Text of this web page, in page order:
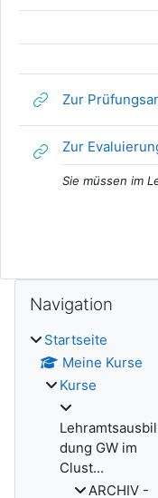
Zur
Zur
Sie müssen im
Blöcke
Navigation
Startseite
Meine Kurse
Kurse
Lehramtsausbil
dung GW im
Clust...
ARCHIV -